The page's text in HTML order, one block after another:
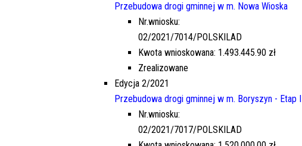
Przebudowa drogi gminnej w m. Nowa Wioska
Nr.wniosku:
02/2021/7014/POLSKILAD
Kwota wnioskowana: 1.493.445.90 zł
Zrealizowane
Edycja 2/2021
Przebudowa drogi gminnej w m. Boryszyn - Etap
Nr.wniosku:
02/2021/7017/POLSKILAD